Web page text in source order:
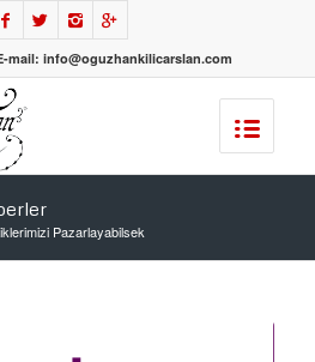
mail: info@oguzhankilicarslan.com
Pazarlayabilsek